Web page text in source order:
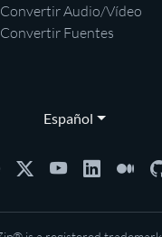
Convertir Audio/Vídeo
Convertir Fuentes
Español